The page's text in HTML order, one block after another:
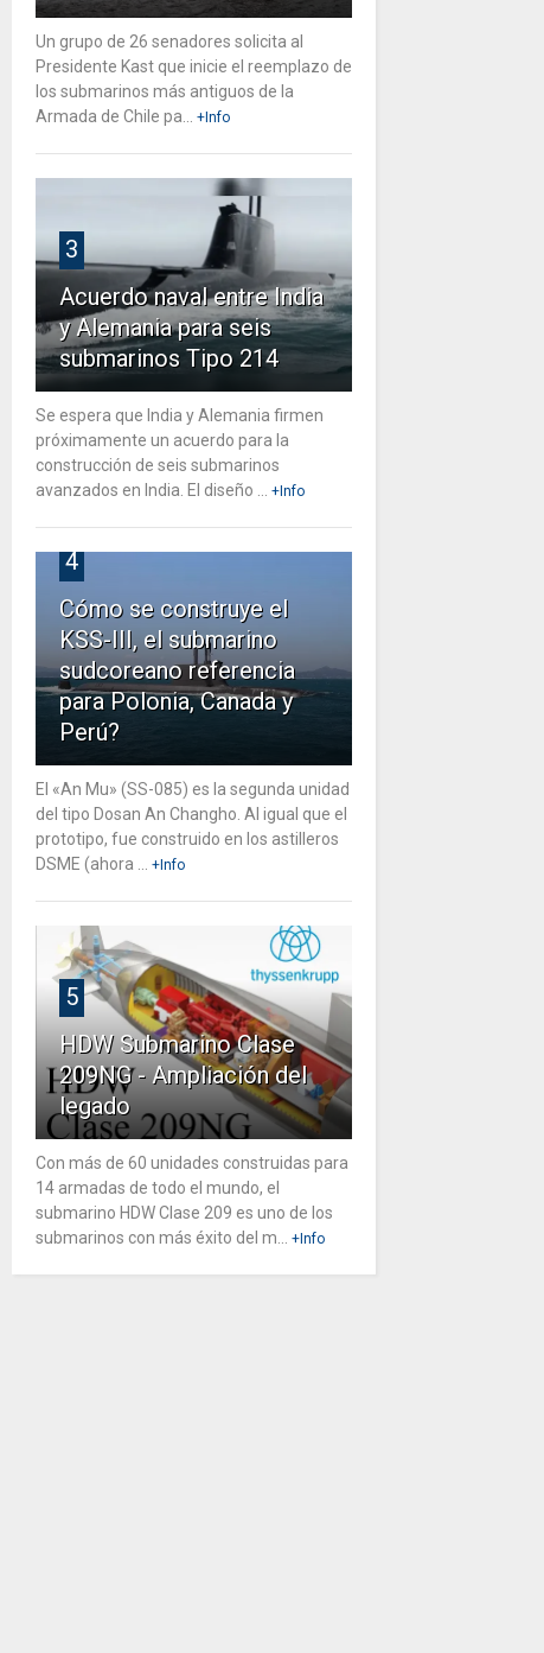
Un grupo de 26 senadores solicita al
Presidente Kast que inicie el reemplazo de
los submarinos más antiguos de la
Armada de Chile pa...
+Info
3
Acuerdo naval entre India
y Alemania para seis
submarinos Tipo 214
Se espera que India y Alemania firmen
próximamente un acuerdo para la
construcción de seis submarinos
avanzados en India. El diseño ...
+Info
4
Cómo se construye el
KSS-III, el submarino
sudcoreano referencia
para Polonia, Canada y
Perú?
El «An Mu» (SS-085) es la segunda unidad
del tipo Dosan An Changho. Al igual que el
prototipo, fue construido en los astilleros
DSME (ahora ...
+Info
5
HDW Submarino Clase
209NG - Ampliación del
legado
Con más de 60 unidades construidas para
14 armadas de todo el mundo, el
submarino HDW Clase 209 es uno de los
submarinos con más éxito del m...
+Info